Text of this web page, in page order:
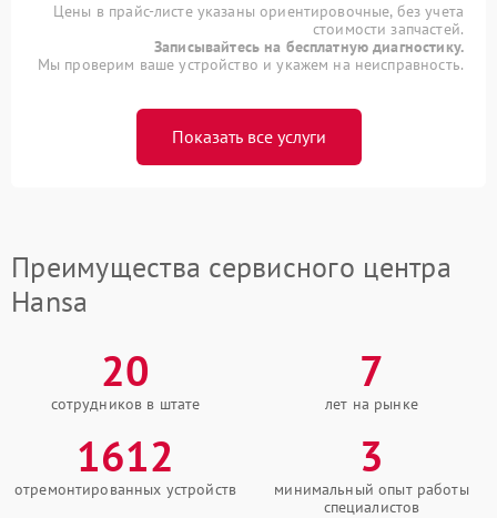
Цены в прайс-листе указаны ориентировочные, без учета
стоимости запчастей.
Записывайтесь на бесплатную диагностику.
Мы проверим ваше устройство и укажем на неисправность.
Показать все услуги
Преимущества сервисного центра
Hansa
20
сотрудников в штате
7
лет на рынке
1612
отремонтированных устройств
3
минимальный опыт работы
специалистов